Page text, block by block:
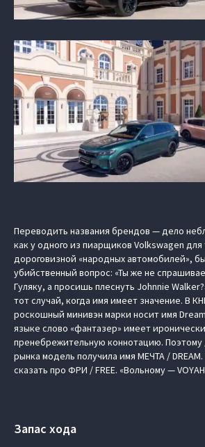
Переводить названия брендов — дело
как у одного из пиарщиков Volkswagen
дороговизной «народных автомобилей»,
убийственный вопрос: «Ты же не
Гуляку, а просишь плеснуть Johnnie
тот случай, когда имя имеет значение. В
роскошный минивэн марки носит имя
языке слово «фантазер» имеет
пренебрежительную коннотацию. Поэтому
рынка модель получила имя МЕЧТА /
сказать про ФРИ / FREE. «Вольному —
Запас хода